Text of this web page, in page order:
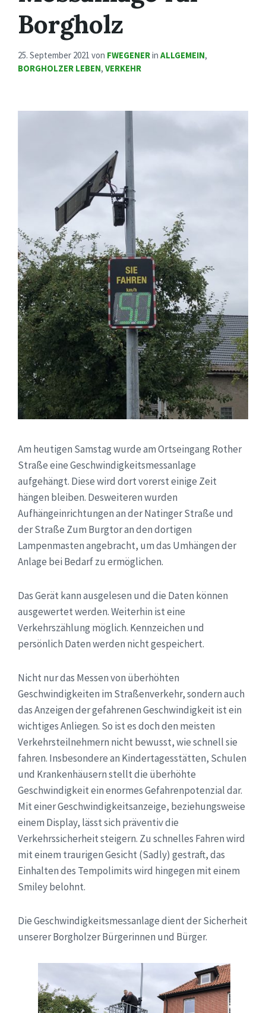
Borgholz
25. September 2021 von FWEGENERin ALLGEMEIN,
BORGHOLZER LEBEN, VERKEHR
Am heutigen Samstag wurde am Ortseingang Rother
Straße eine Geschwindigkeitsmessanlage
aufgehängt. Diese wird dort vorerst einige Zeit
hängen bleiben. Desweiteren wurden
Aufhängeinrichtungen an der Natinger Straße und
der Straße Zum Burgtor an den dortigen
Lampenmasten angebracht, um das Umhängen der
Anlage bei Bedarf zu ermöglichen.
Das Gerät kann ausgelesen und die Daten können
ausgewertet werden. Weiterhin ist eine
Verkehrszählung möglich. Kennzeichen und
persönlich Daten werden nicht gespeichert.
Nicht nur das Messen von überhöhten
Geschwindigkeiten im Straßenverkehr, sondern auch
das Anzeigen der gefahrenen Geschwindigkeit ist ein
wichtiges Anliegen. So ist es doch den meisten
Verkehrsteilnehmern nicht bewusst, wie schnell sie
fahren. Insbesondere an Kindertagesstätten, Schulen
und Krankenhäusern stellt die überhöhte
Geschwindigkeit ein enormes Gefahrenpotenzial dar.
Mit einer Geschwindigkeitsanzeige, beziehungsweise
einem Display, lässt sich präventiv die
Verkehrssicherheit steigern. Zu schnelles Fahren wird
mit einem traurigen Gesicht (Sadly) gestraft, das
Einhalten des Tempolimits wird hingegen mit einem
Smiley belohnt.
Die Geschwindigkeitsmessanlage dient der Sicherheit
unserer Borgholzer Bürgerinnen und Bürger.